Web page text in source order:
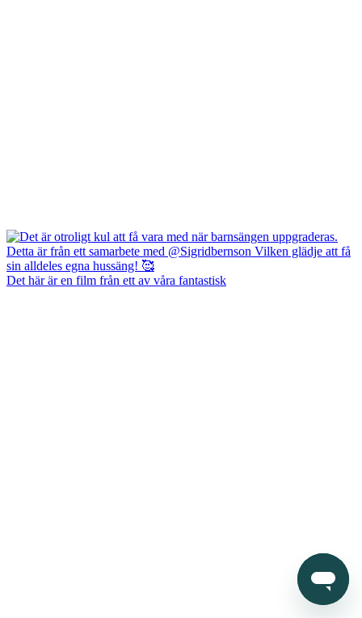
Det här är en film från ett av våra fantastisk